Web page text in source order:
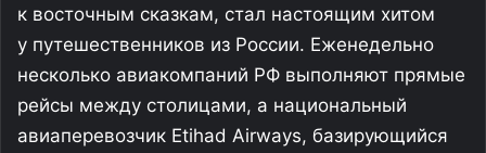
к восточным сказкам, стал настоящим хитом
у путешественников из России. Еженедельно
несколько авиакомпаний РФ выполняют прямые
рейсы между столицами, а национальный
авиаперевозчик Etihad Airways, базирующийся